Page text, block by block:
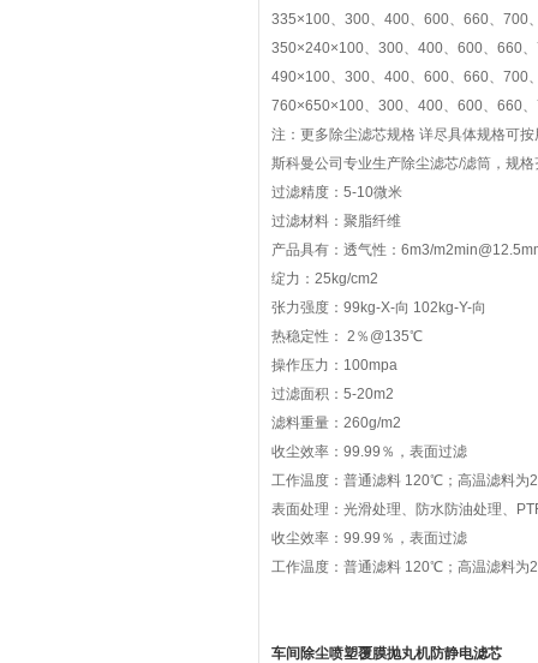
335×100、300、400、600、660、700
350×240×100、300、400、600、660
490×100、300、400、600、660、700
760×650×100、300、400、600、660
注：更多除尘滤芯规格 详尽具体规格可
斯科曼公司专业生产除尘滤芯/滤筒，规
过滤精度：5-10微米
过滤材料：聚脂纤维
产品具有：透气性：6m3/
绽力：25kg/cm2
张力强度：99kg-X-向 102kg-Y-向
热稳定性： 2％@135℃
操作压力：100mpa
过滤面积：5-20m2
滤料重量：260g/m2
收尘效率：99.99％，表面过滤
工作温度：普通滤料 120℃；高温滤料为
表面处理：光滑处理、防水防油处理、
收尘效率：99.99％，表面过滤
工作温度：普通滤料 120℃；高温滤料为
车间除尘喷塑覆膜抛丸机防静电滤芯